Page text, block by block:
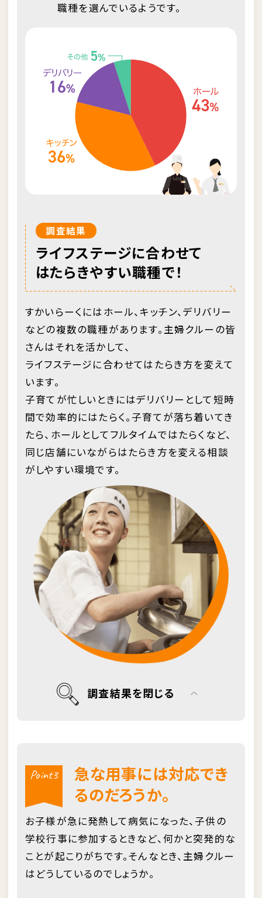
調査結果を閉じる
職種を選んでいるようです。
調査結果
ライフステージに合わせて
はたらきやすい職種で！
すかいらーくにはホール、キッチン、デリバリー
などの複数の職種があります。主婦クルーの皆
さんはそれを活かして、
ライフステージに合わせてはたらき方を変えて
います。
子育てが忙しいときにはデリバリーとして短時
間で効率的にはたらく。子育てが落ち着いてき
たら、ホールとしてフルタイムではたらくなど、
同じ店舗にいながらはたらき方を変える相談
がしやすい環境です。
Point3
急な用事には対応でき
るのだろうか。
お子様が急に発熱して病気になった、子供の
学校行事に参加するときなど、何かと突発的な
ことが起こりがちです。そんなとき、主婦クルー
はどうしているのでしょうか。